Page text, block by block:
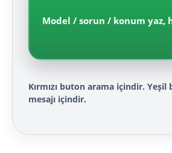
Model / sorun / konum yaz,
Kırmızı buton arama içindir.
mesajı içindir.